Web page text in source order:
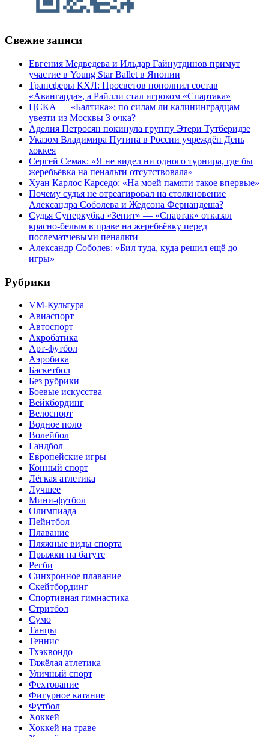
Свежие записи
Евгения Медведева и Ильдар Гайнутдинов примут
участие в Young Star Ballet в Японии
Трансферы КХЛ: Просветов пополнил состав
«Авангарда», а Райлли стал игроком «Спартака»
ЦСКА — «Балтика»: по силам ли калининградцам
увезти из Москвы 3 очка?
Аделия Петросян покинула группу Этери Тутберидзе
Указом Владимира Путина в России учреждён День
хоккея
Сергей Семак: «Я не видел ни одного турнира, где бы
жеребьёвка на пенальти отсутствовала»
Хуан Карлос Карседо: «На моей памяти такое впервые»
Почему судья не отреагировал на столкновение
Александра Соболева и Жедсона Фернандеша?
Судья Суперкубка «Зенит» — «Спартак» отказал
красно-белым в праве на жеребьёвку перед
послематчевыми пенальти
Александр Соболев: «Бил туда, куда решил ещё до
игры»
Рубрики
VM-Культура
Авиаспорт
Автоспорт
Акробатика
Арт-футбол
Аэробика
Баскетбол
Без рубрики
Боевые искусства
Вейкбординг
Велоспорт
Водное поло
Волейбол
Гандбол
Европейские игры
Конный спорт
Лёгкая атлетика
Лучшее
Мини-футбол
Олимпиада
Пейнтбол
Плавание
Пляжные виды спорта
Прыжки на батуте
Регби
Синхронное плавание
Скейтбординг
Спортивная гимнастика
Стритбол
Сумо
Танцы
Теннис
Тхэквондо
Тяжёлая атлетика
Уличный спорт
Фехтование
Фигурное катание
Футбол
Хоккей
Хоккей на траве